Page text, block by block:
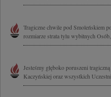
Tragiczne chwile pod Smoleńskiem
rozmiarze strata tylu wybitnych
Jesteśmy głęboko poruszeni
Kaczyńskiej oraz wszystkich